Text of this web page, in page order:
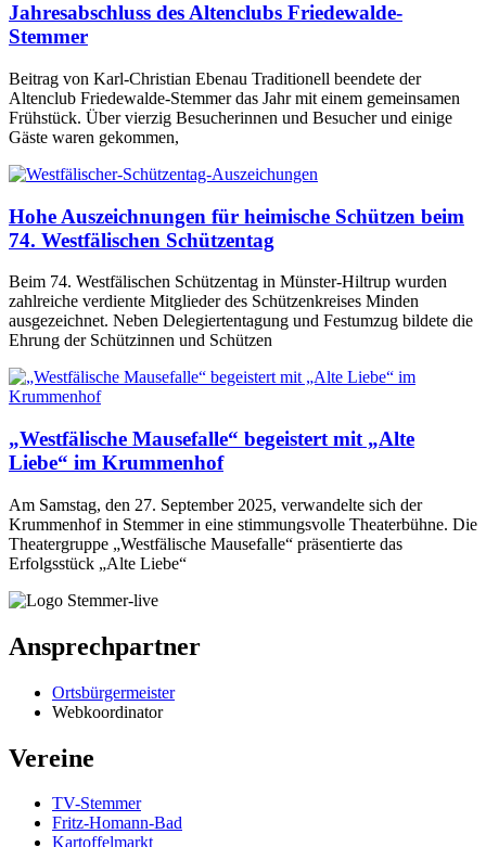
Jahresabschluss des Altenclubs Friedewalde-
Stemmer
Beitrag von Karl-Christian Ebenau Traditionell beendete der
Altenclub Friedewalde-Stemmer das Jahr mit einem gemeinsamen
Frühstück. Über vierzig Besucherinnen und Besucher und einige
Gäste waren gekommen,
Hohe Auszeichnungen für heimische Schützen beim
74. Westfälischen Schützentag
Beim 74. Westfälischen Schützentag in Münster-Hiltrup wurden
zahlreiche verdiente Mitglieder des Schützenkreises Minden
ausgezeichnet. Neben Delegiertentagung und Festumzug bildete die
Ehrung der Schützinnen und Schützen
„Westfälische Mausefalle“ begeistert mit „Alte
Liebe“ im Krummenhof
Am Samstag, den 27. September 2025, verwandelte sich der
Krummenhof in Stemmer in eine stimmungsvolle Theaterbühne. Die
Theatergruppe „Westfälische Mausefalle“ präsentierte das
Erfolgsstück „Alte Liebe“
Ansprechpartner
Ortsbürgermeister
Webkoordinator
Vereine
TV-Stemmer
Fritz-Homann-Bad
Kartoffelmarkt